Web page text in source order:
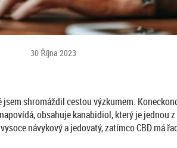
30 Října 2023
shromáždil cestou výzkumem.
obsahuje kanabidiol, který je
návykový a jedovatý, zatímco CBD má